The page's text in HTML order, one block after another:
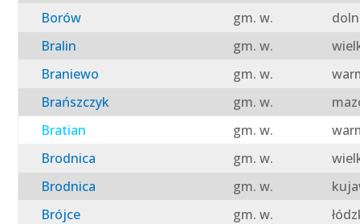
Borów
gm. w.
Bralin
gm. w.
Braniewo
gm. w.
Brańszczyk
gm. w.
Bratian
gm. w.
Brodnica
gm. w.
Brodnica
gm. w.
Brójce
gm. w.